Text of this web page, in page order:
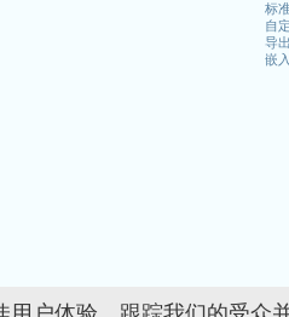
标
自
导
嵌